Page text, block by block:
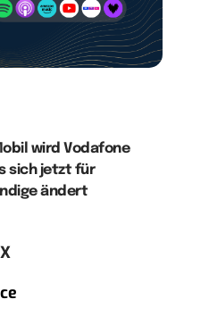
wird Vodafone
sich jetzt für
ändert